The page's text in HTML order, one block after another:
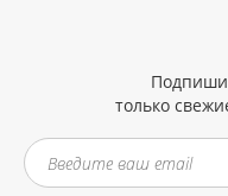
только